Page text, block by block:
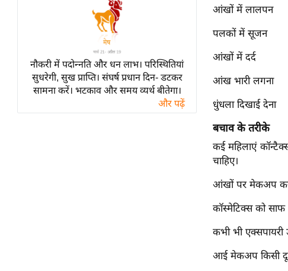
नौकरी में पदोन्नति और धन लाभ। परिस्थितियां
सुधरेगी, सुख प्राप्ति। संघर्ष प्रधान दिन- डटकर
सामना करें। भटकाव और समय व्यर्थ बीतेगा।
और पढ़ें
आंखों में लालपन
पलकों में सूजन
आंखों में दर्द
आंख भारी लगना
धुंधला दिखाई देना
बचाव के तरीके
कई महिलाएं
चाहिए।
आंखों पर मेकअप
कॉस्मेटिक्स को
कभी भी एक्सपायरी
आई मेकअप किसी